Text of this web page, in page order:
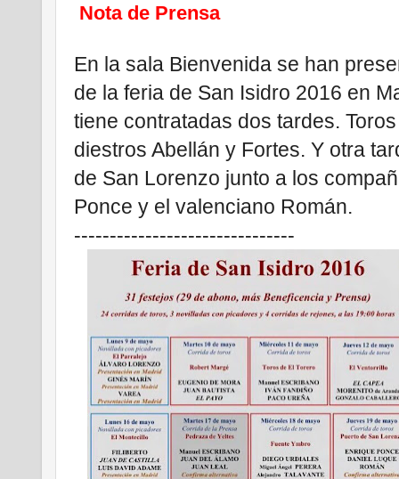
Nota de Prensa
En la sala Bienvenida se han
de la feria de San Isidro 2016 en
tiene contratadas dos tardes.
diestros Abellán y Fortes. Y otra
de San Lorenzo junto a los
Ponce y el valenciano Román.
-------------------------------